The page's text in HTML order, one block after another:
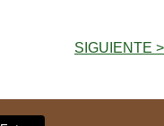
SIGUIENTE >